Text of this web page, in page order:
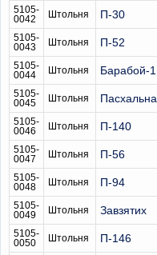
5105-
0042
Штольня П-30
5105-
0043
Штольня П-52
5105-
0044
Штольня Барабой-1
5105-
0045
Штольня Пасхальна
5105-
0046
Штольня П-140
5105-
0047
Штольня П-56
5105-
0048
Штольня П-94
5105-
0049
Штольня Завзятих
5105-
0050
Штольня П-146